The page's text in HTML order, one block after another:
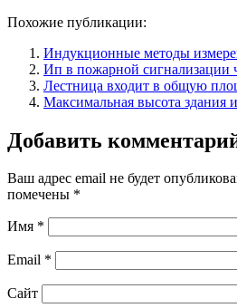
Похожие публикации:
Индукционные методы
Ип в пожарной сигнализации
Лестница входит в общую
Максимальная высота здания
Добавить
Ваш адрес email не будет
помечены *
Имя *
Email *
Сайт